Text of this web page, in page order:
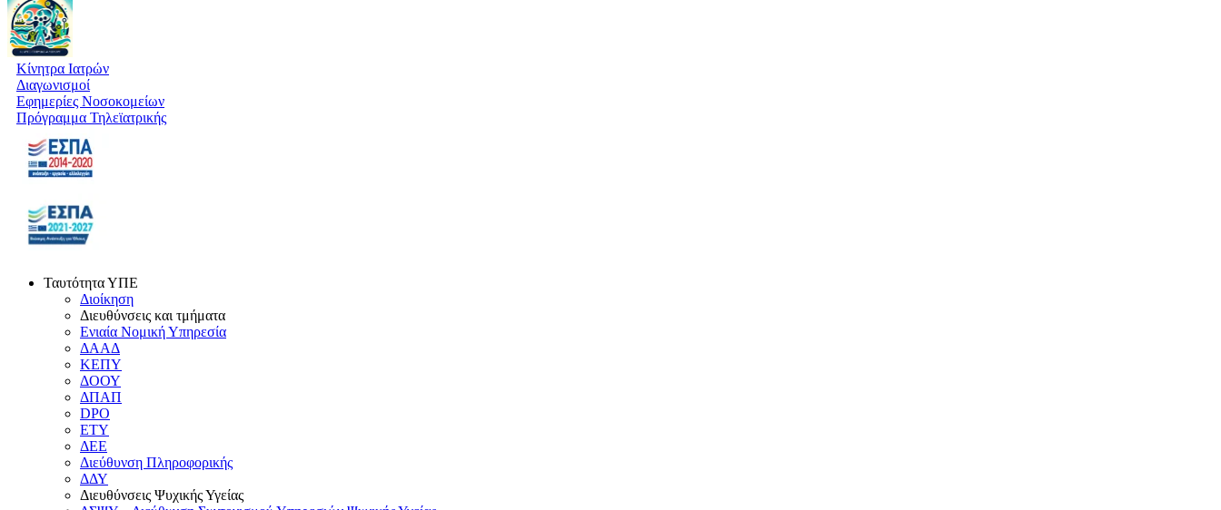
Κίνητρα Ιατρών
Διαγωνισμοί
Εφημερίες Νοσοκομείων
Πρόγραμμα Τηλεϊατρικής
Ταυτότητα ΥΠΕ
Διοίκηση
Διευθύνσεις και τμήματα
Ενιαία Νομική Υπηρεσία
ΔΑΑΔ
ΚΕΠΥ
ΔΟΟΥ
ΔΠΑΠ
DPO
ΕΤΥ
ΔΕΕ
Διεύθυνση Πληροφορικής
ΔΔΥ
Διευθύνσεις Ψυχικής Υγείας